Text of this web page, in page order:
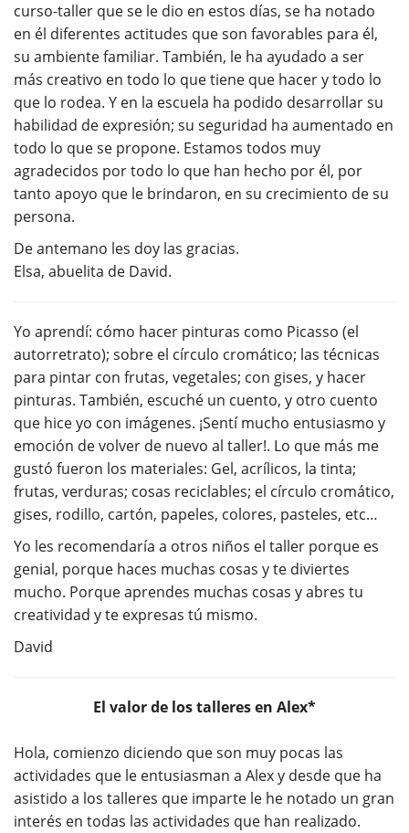
curso-taller que se le dio en estos días, se ha notado
en él diferentes actitudes que son favorables para él,
su ambiente familiar. También, le ha ayudado a ser
más creativo en todo lo que tiene que hacer y todo lo
que lo rodea. Y en la escuela ha podido desarrollar su
habilidad de expresión; su seguridad ha aumentado en
todo lo que se propone. Estamos todos muy
agradecidos por todo lo que han hecho por él, por
tanto apoyo que le brindaron, en su crecimiento de su
persona.
De antemano les doy las gracias.
Elsa, abuelita de David.
Yo aprendí: cómo hacer pinturas como Picasso (el
autorretrato); sobre el círculo cromático; las técnicas
para pintar con frutas, vegetales; con gises, y hacer
pinturas. También, escuché un cuento, y otro cuento
que hice yo con imágenes. ¡Sentí mucho entusiasmo y
emoción de volver de nuevo al taller!. Lo que más me
gustó fueron los materiales: Gel, acrílicos, la tinta;
frutas, verduras; cosas reciclables; el círculo cromático,
gises, rodillo, cartón, papeles, colores, pasteles, etc…
Yo les recomendaría a otros niños el taller porque es
genial, porque haces muchas cosas y te diviertes
mucho. Porque aprendes muchas cosas y abres tu
creatividad y te expresas tú mismo.
David
El valor de los talleres en Alex*
Hola, comienzo diciendo que son muy pocas las
actividades que le entusiasman a Alex y desde que ha
asistido a los talleres que imparte le he notado un gran
interés en todas las actividades que han realizado.